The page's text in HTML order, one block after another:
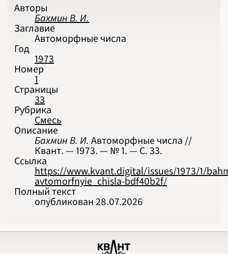
Авторы
Бахмин В. И.
Заглавие
Автоморфные числа
Год
1973
Номер
1
Страницы
33
Рубрика
Смесь
Описание
Бахмин В. И. Автоморфные числа //
Квант. — 1973. — № 1. — С. 33.
Ссылка
https://www.kvant.digital/issues/1973/1/
avtomorfnyie_chisla-bdf40b2f/
Полный текст
опубликован 28.07.2026